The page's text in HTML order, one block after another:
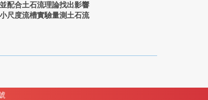
配合土石流理論找出影響
尺度流槽實驗量測土石流